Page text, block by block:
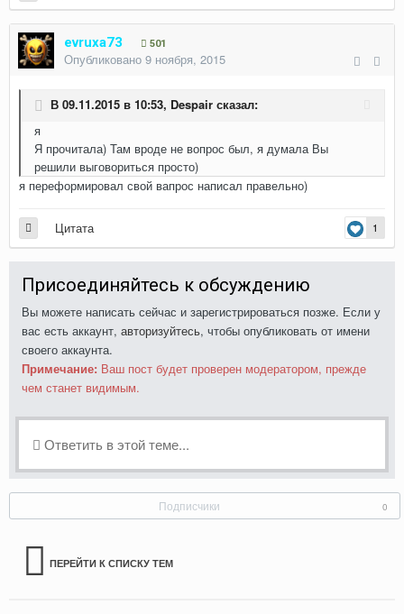
evruxa73 501
Опубликовано 9 ноября, 2015
В 09.11.2015 в 10:53, Despair сказал:
я
Я прочитала) Там вроде не вопрос был, я думала Вы
решили выговориться просто)
я переформировал свой вапрос написал правельно)
1
Цитата
Присоединяйтесь к обсуждению
Вы можете написать сейчас и зарегистрироваться позже. Если у
вас есть аккаунт, авторизуйтесь, чтобы опубликовать от имени
своего аккаунта.
Примечание: Ваш пост будет проверен модератором, прежде
чем станет видимым.
Ответить в этой теме...
Подписчики 0
ПЕРЕЙТИ К СПИСКУ ТЕМ